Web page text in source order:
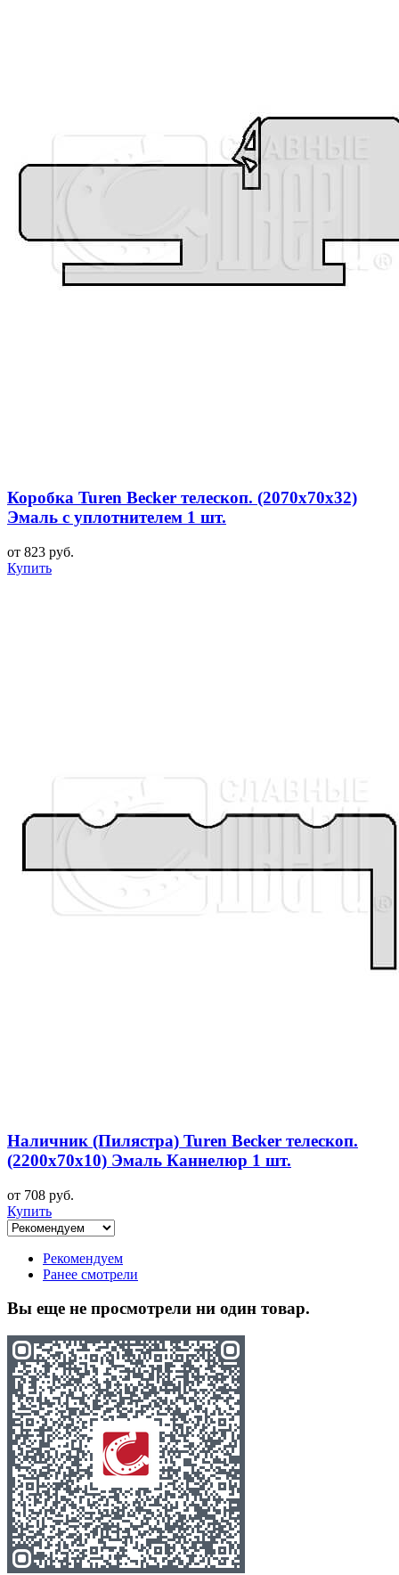
Коробка Turen Becker телескоп. (2070x70x32)
Эмаль с уплотнителем 1 шт.
от 823 руб.
Купить
Наличник (Пилястра) Turen Becker телескоп.
(2200x70x10) Эмаль Каннелюр 1 шт.
от 708 руб.
Купить
Рекомендуем
Ранее смотрели
Вы еще не просмотрели ни один товар.